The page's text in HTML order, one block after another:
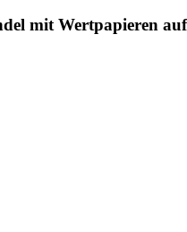
mit Wertpapieren auf